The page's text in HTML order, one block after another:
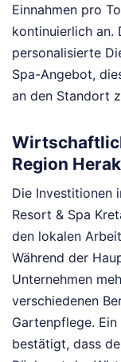
Einnahmen pro
kontinuierlich an.
personalisierte
Spa-Angebot,
an den Standort
Region
Die Investitionen
Resort & Spa
den lokalen
Während der
Unternehmen
verschiedenen
Gartenpflege.
bestätigt, dass